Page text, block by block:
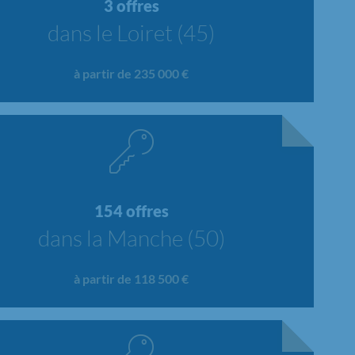
3 offres
dans le Loiret (45)
à partir de 235 000 €
154 offres
dans la Manche (50)
à partir de 118 500 €